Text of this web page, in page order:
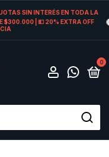
SIN INTERÉS EN TODA LA
$300.000 | 💵 20% EXTRA OFF
0